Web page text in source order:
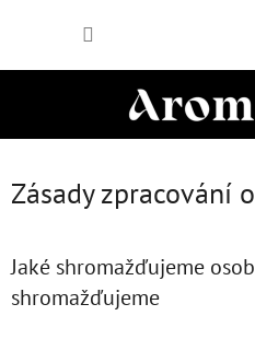
Zásady zpracování
Jaké shromažďujeme
shromažďujeme